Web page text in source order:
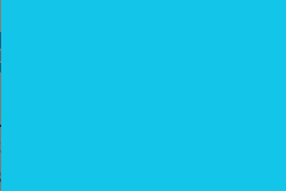
de euros
provisionar 79,4
salida de Cuba)